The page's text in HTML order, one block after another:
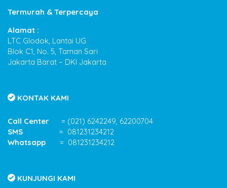
Termurah & Terpercaya
Alamat :
LTC Glodok, Lantai UG
Blok C1, No. 5, Taman Sari
Jakarta Barat – DKI Jakarta
KONTAK KAMI
Call Center = (021) 6242249, 62200704
SMS = 081231234212
Whatsapp = 081231234212
KUNJUNGI KAMI